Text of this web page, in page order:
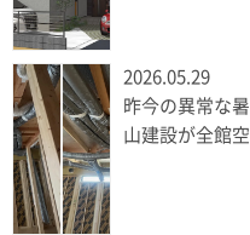
2026.05.29
昨今の異常な
山建設が全館